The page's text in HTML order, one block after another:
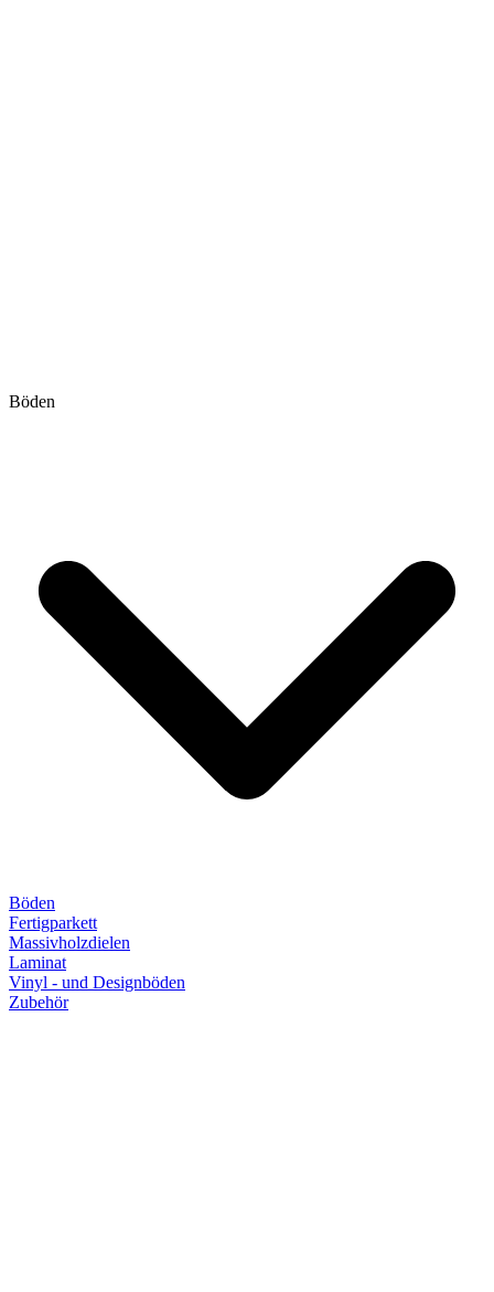
Böden
Böden
Fertigparkett
Massivholzdielen
Laminat
Vinyl - und Designböden
Zubehör